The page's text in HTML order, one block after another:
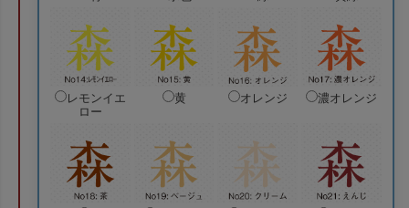
レモンイエ
ロー
黄 オレンジ 濃オレンジ